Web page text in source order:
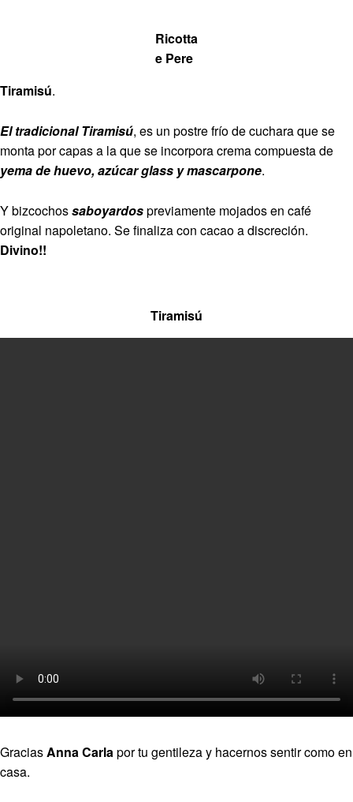
Ricotta
e Pere
Tiramisú.
El tradicional Tiramisú, es un postre frío de cuchara que se
monta por capas a la que se incorpora crema compuesta de
yema de huevo, azúcar glass y mascarpone.
Y bizcochossaboyardospreviamente mojados en café
original napoletano. Se finaliza con cacao a discreción.
Divino!!
Tiramisú
GraciasAnna Carlapor tu gentileza y hacernos sentir como en
casa.